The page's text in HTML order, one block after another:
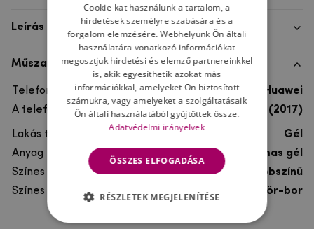
Leírás
Műszaki adatok
Telefon márka
Huawei
A telefonmodellhez
Huawei P9 Lite (2017)
Lakás típusa
Gél
Anyag
rugalmas gél
Színes
többszínű
Színes motívum
Sör-bor
Cookie-kat használunk a tartalom, a
hirdetések személyre szabására és a
forgalom elemzésére. Webhelyünk Ön általi
használatára vonatkozó információkat
megosztjuk hirdetési és elemző partnereinkkel
is, akik egyesíthetik azokat más
információkkal, amelyeket Ön biztosított
számukra, vagy amelyeket a szolgáltatásaik
Ön általi használatából gyűjtöttek össze.
Adatvédelmi irányelvek
ÖSSZES ELFOGADÁSA
RÉSZLETEK MEGJELENÍTÉSE